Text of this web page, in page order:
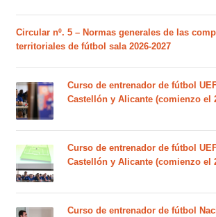
Circular nº. 5 – Normas generales de las
territoriales de fútbol sala 2026-2027
Curso de entrenador de fútbol
Castellón y Alicante (comienzo el
Curso de entrenador de fútbol
Castellón y Alicante (comienzo el
Curso de entrenador de fútbol